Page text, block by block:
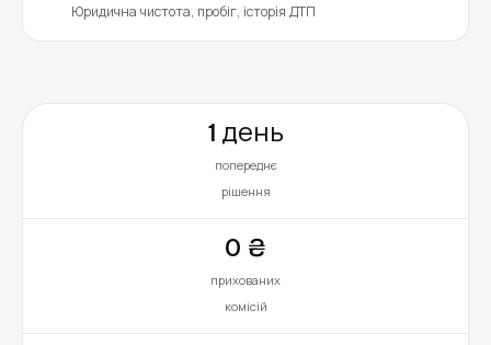
Юридична чистота, пробіг, історія ДТП
1 день
попереднє
рішення
0 ₴
прихованих
комісій